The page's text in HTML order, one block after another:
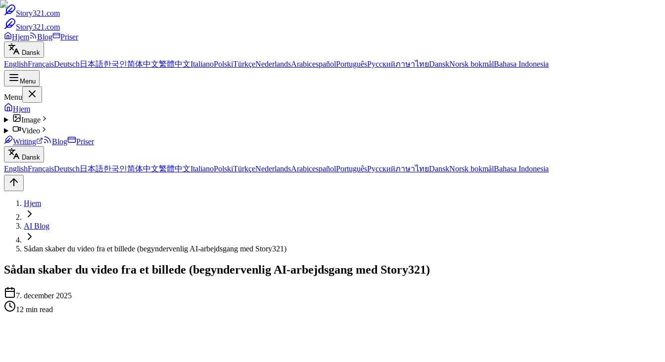
Story321.com
Story321.com
Hjem
Blog Priser
Dansk
EnglishFrançaisDeutsch 日本語한국인简体中文繁體中文ItalianoPolskiTürkçeNederlandsArabicespañolPortuguêsРусскийภาษาไทยDanskNorsk bokmålBahasa Indonesia
Menu
Menu
Hjem
Image
Video
Writing
Blog Priser
Dansk
EnglishFrançaisDeutsch 日本語한국인简体中文繁體中文ItalianoPolskiTürkçeNederlandsArabicespañolPortuguêsРусскийภาษาไทยDanskNorsk bokmålBahasa Indonesia
Hjem
AI Blog
Sådan skaber du video fra et billede (begyndervenlig AI-arbejdsgang med Story321)
Sådan skaber du video fra et billede (begyndervenlig AI-arbejdsgang med Story321)
7. december 2025
12 min read